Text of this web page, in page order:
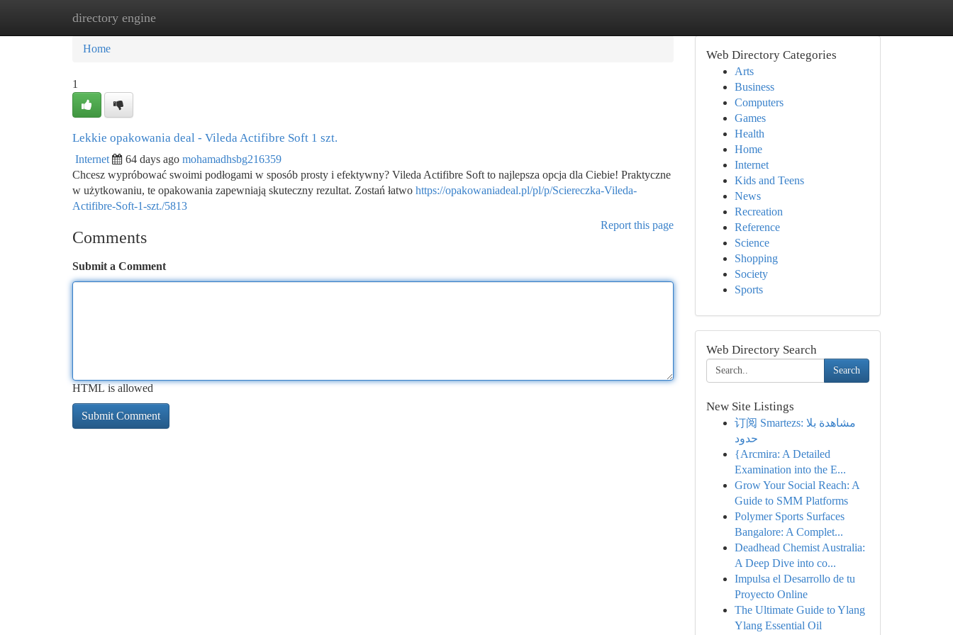
directory engine
Home New Site Listings
Home
1
Lekkie opakowania deal - Vileda Actifibre Soft 1 szt.
Internet 64 days ago mohamadhsbg216359
Chcesz wypróbować swoimi podłogami w sposób prosty i efektywny? Vileda Actifibre Soft to najlepsza opcja dla Ciebie! Praktyczne
w użytkowaniu, te opakowania zapewniają skuteczny rezultat. Zostań łatwo https://opakowaniadeal.pl/pl/p/Sciereczka-Vileda-
Actifibre-Soft-1-szt./5813
Report this page
Comments
Submit a Comment
HTML is allowed
Web Directory Categories
Arts
Business
Computers
Games
Health
Home
Internet
Kids and Teens
News
Recreation
Reference
Science
Shopping
Society
Sports
Web Directory Search
Search
New Site Listings
订阅 Smartezs: مشاهدة بلا
حدود
{Arcmira: A Detailed
Examination into the E...
Grow Your Social Reach: A
Guide to SMM Platforms
Polymer Sports Surfaces
Bangalore: A Complet...
Deadhead Chemist Australia:
A Deep Dive into co...
Impulsa el Desarrollo de tu
Proyecto Online
The Ultimate Guide to Ylang
Ylang Essential Oil